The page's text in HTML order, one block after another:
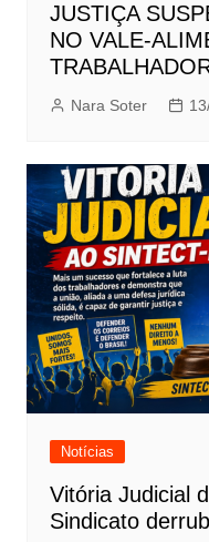
JUSTIÇA
NO VALE-
Nara Soter
Notícias
Vitória Judicial
Sindicato